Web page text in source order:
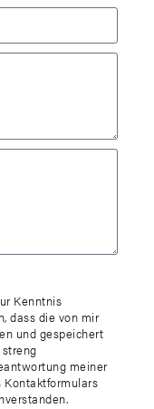
Kenntnis
dass die von mir
und gespeichert
meiner
Kontaktformulars